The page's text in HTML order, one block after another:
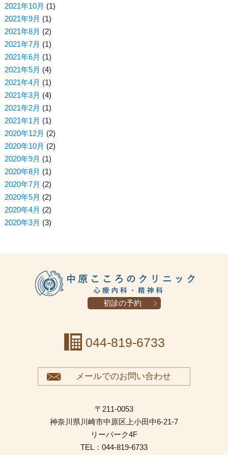
2021年10月 (1)
2021年9月 (1)
2021年8月 (2)
2021年7月 (1)
2021年6月 (1)
2021年5月 (4)
2021年4月 (1)
2021年3月 (4)
2021年2月 (1)
2021年1月 (1)
2020年12月 (2)
2020年10月 (2)
2020年9月 (1)
2020年8月 (1)
2020年7月 (2)
2020年5月 (2)
2020年4月 (2)
2020年3月 (3)
初診の予約
044-819-6733
メールでのお問い合わせ
〒211-0053
神奈川県川崎市中原区上小田中6-21-7
リーパーク4F
TEL：044-819-6733